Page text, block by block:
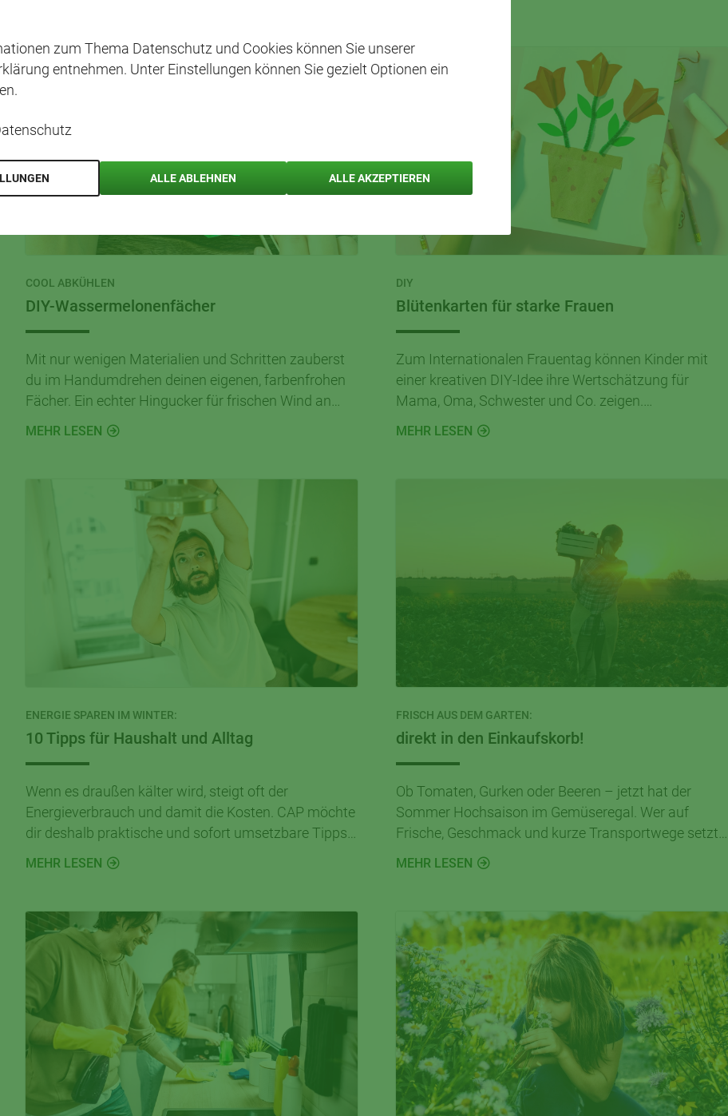
COOL ABKÜHLEN
DIY-Wassermelonenfächer
Mit nur wenigen Materialien und Schritten zauberst
du im Handumdrehen deinen eigenen, farbenfrohen
Fächer. Ein echter Hingucker für frischen Wind an
warmen Tagen. Hier geht es zur Schritt-für-Schritt-
MEHR LESEN
DIY
Blütenkarten für starke Frauen
Zum Internationalen Frauentag können Kinder mit
einer kreativen DIY-Idee ihre Wertschätzung für
Mama, Oma, Schwester und Co. zeigen.
Selbstgemachte Blütenkarten machen Freude und
fördern die Fantasie sowie Feinmotorik.
MEHR LESEN
ENERGIE SPAREN IM WINTER:
10 Tipps für Haushalt und Alltag
Wenn es draußen kälter wird, steigt oft der
Energieverbrauch und damit die Kosten. CAP möchte
dir deshalb praktische und sofort umsetzbare Tipps
geben, wie du im Alltag Energie sparen kannst – von
richtigem Heizen über effizientes Lüften bis hin zu
MEHR LESEN
FRISCH AUS DEM GARTEN:
direkt in den Einkaufskorb!
Ob Tomaten, Gurken oder Beeren – jetzt hat der
Sommer Hochsaison im Gemüseregal. Wer auf
Frische, Geschmack und kurze Transportwege setzt,
wird bei uns im CAP-Markt garantiert fündig.
MEHR LESEN
zum Thema Datenschutz und Cookies können Sie unserer
entnehmen. Unter Einstellungen können Sie gezielt Optionen ein
ALLE ABLEHNEN ALLE AKZEPTIEREN